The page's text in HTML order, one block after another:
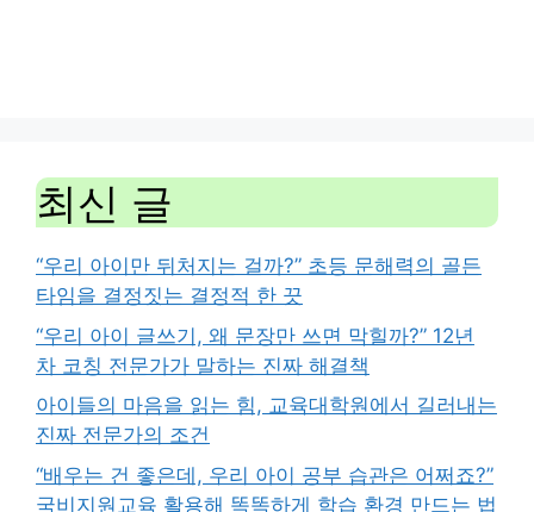
최신 글
“우리 아이만 뒤처지는 걸까?” 초등 문해력의 골든
타임을 결정짓는 결정적 한 끗
“우리 아이 글쓰기, 왜 문장만 쓰면 막힐까?” 12년
차 코칭 전문가가 말하는 진짜 해결책
아이들의 마음을 읽는 힘, 교육대학원에서 길러내는
진짜 전문가의 조건
“배우는 건 좋은데, 우리 아이 공부 습관은 어쩌죠?”
국비지원교육 활용해 똑똑하게 학습 환경 만드는 법